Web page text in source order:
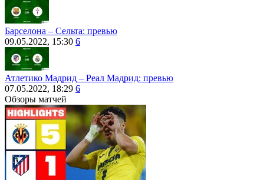
Барселона – Сельта: превью
09.05.2022, 15:30 6
Атлетико Мадрид – Реал Мадрид: превью
07.05.2022, 18:29 6
Обзоры матчей